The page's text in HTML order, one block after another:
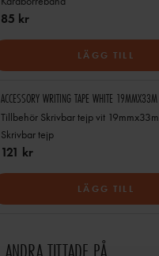
85 kr
LÄGG TILL
ACCESSORY WRITING TAPE WHITE 19MMX33M
Tillbehör Skrivbar tejp vit 19mmx33m
Skrivbar tejp
121 kr
LÄGG TILL